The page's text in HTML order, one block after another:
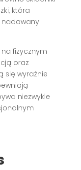
która
nadawany
fizycznym
oraz
się wyraźnie
niezwykle